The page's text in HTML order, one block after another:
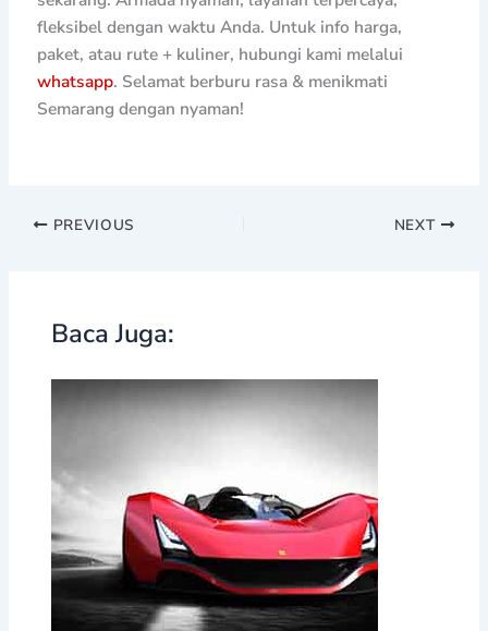
fleksibel dengan waktu Anda. Untuk info harga,
paket, atau rute + kuliner, hubungi kami melalui
whatsapp. Selamat berburu rasa & menikmati
Semarang dengan nyaman!
PREVIOUS NEXT
Baca Juga: